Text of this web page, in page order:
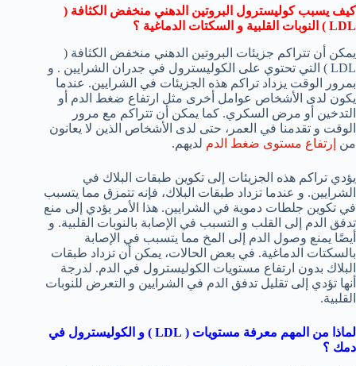
كيف يسبب كوليسترول البروتين الدهني منخفض الكثافة (
LDL ) النوبات القلبية و السكتات الدماغية ؟
يمكن أن تتراكم جزيئات البروتين الدهني منخفض الكثافة (
LDL ) التي تحتوي على الكوليسترول في جدران الشرايين . و
بمرور الوقت يزداد تراكم هذه الجزيئات في الشرايين. عندما
يكون لدى الأشخاص عوامل أخرى مثل ارتفاع ضغط الدم أو
التدخين أو مرض السكري. كما يمكن أن تتراكم مع مرور
الوقت و تقدمنا في العمر، حتى لدى الأشخاص الذين لا يعانون
من إرتفاع مستوى ضغط الدم لديهم.
يؤدي تراكم هذه الجزيئات إلى تكوين طبقات البلاك في
الشرايين. و عندما تزداد طبقات البلاك، فإنه تتمزق مما يتسبب
في تكوين جلطات دموية في الشرايين. هذا الأمر يؤدي إلى منع
تدفق الدم إلى القلب و التسبب في الإصابة بالنوبات القلبية. و
أيضًا يمنع وصول الدم إلى المخ مما يتسبب في الإصابة
بالسكتات الدماغية. في بعض الحالات، يمكن أن تزداد طبقات
البلاك بدون ارتفاع مستويات الكوليسترول في الدم. لدرجة
أنها تؤدي إلى تقليل تدفق الدم في الشرايين و التعرض للنوبات
القلبية.
لماذا من المهم معرفة مستويات ( LDL ) و الكوليسترول في
دمك ؟